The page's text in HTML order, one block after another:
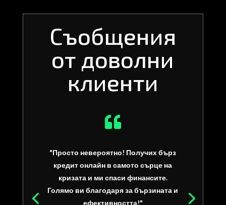
Съобщения
от доволни
клиенти

"Просто невероятно! Получих бърз
кредит онлайн в самото сърце на
кризата и ми спаси финансите.
Голямо ви благодаря за бързината и
ефективността!"